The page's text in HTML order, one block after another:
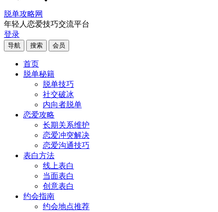
脱单攻略网
年轻人恋爱技巧交流平台
登录
导航 搜索 会员
首页
脱单秘籍
脱单技巧
社交破冰
内向者脱单
恋爱攻略
长期关系维护
恋爱冲突解决
恋爱沟通技巧
表白方法
线上表白
当面表白
创意表白
约会指南
约会地点推荐